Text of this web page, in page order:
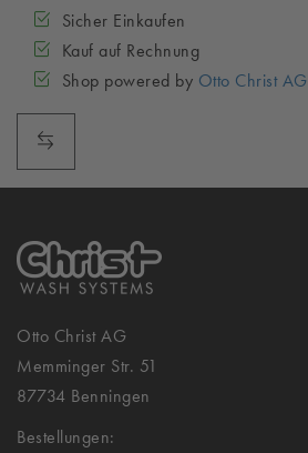
Sicher Einkaufen
Kauf auf Rechnung
Shop powered by Otto Christ AG
Otto Christ AG
Memminger Str. 51
87734 Benningen
Bestellungen: